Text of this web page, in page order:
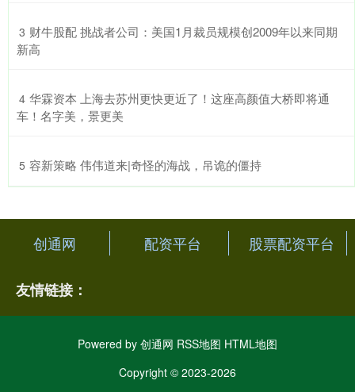
3 ​财牛股配 挑战者公司：美国1月裁员规模创2009年以来同期
新高
4 ​华霖资本 上海去苏州更快更近了！这座高颜值大桥即将通
车！名字美，景更美
5 ​容新策略 伟伟道来|奇怪的海战，吊诡的僵持
创通网 配资平台 股票配资平台
友情链接：
Powered by 创通网 RSS地图 HTML地图
Copyright © 2023-2026